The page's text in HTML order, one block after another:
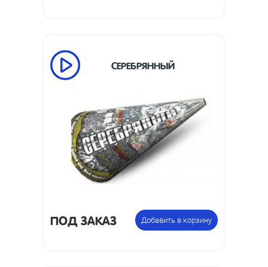
СЕРЕБРЯННЫЙ
ПОД ЗАКАЗ Добавить в корзину